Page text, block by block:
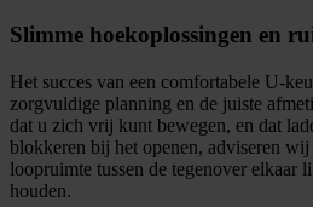
Slimme hoekoplossingen en
Het succes van een comfortabele U-
zorgvuldige planning en de juiste
dat u zich vrij kunt bewegen, en dat
blokkeren bij het openen, adviseren
loopruimte tussen de tegenover elkaar
houden.